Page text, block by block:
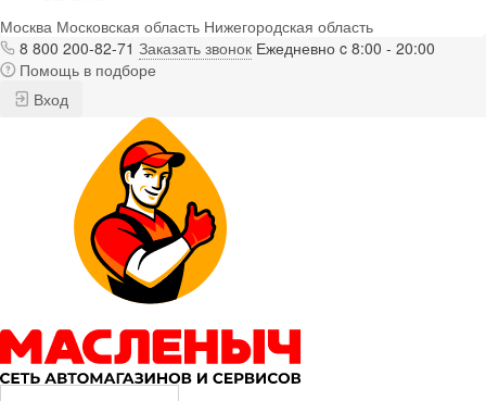
Москва Московская область Нижегородская область
8 800 200-82-71 Заказать звонок Ежедневно c 8:00 - 20:00
Помощь в подборе
Вход